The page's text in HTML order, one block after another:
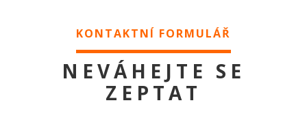
KONTAKTNÍ FORMULÁŘ
NEVÁHEJTE SE
ZEPTAT